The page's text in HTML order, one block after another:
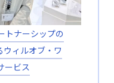
トナーシップの
ィルオブ・ワ
ービス